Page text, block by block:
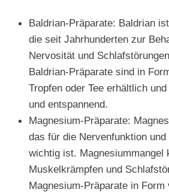
Baldrian-Präparate: Baldrian
die seit Jahrhunderten zur
Nervosität und
Baldrian-Präparate sind in
Tropfen oder Tee erhältlich
und entspannend.
Magnesium-Präparate:
das für die Nervenfunktion
wichtig ist. Magnesiummangel
Muskelkrämpfen und
Magnesium-Präparate in Form